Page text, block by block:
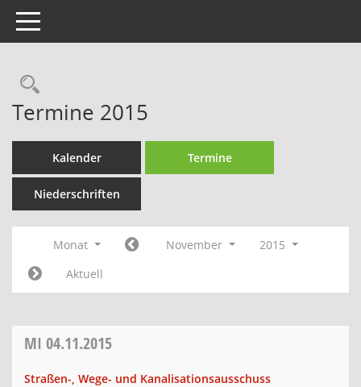
Toggle navigation
Rechercheauswahl
Termine 2015
Kalender Termine
Niederschriften
Monat November
2015
Aktuell
MI 04.11.2015
Straßen-, Wege- und Kanalisationsausschuss